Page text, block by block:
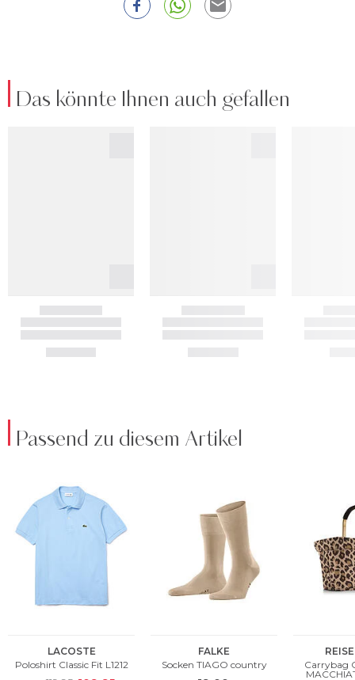
Das könnte Ihnen auch gefallen
Passend zu diesem Artikel